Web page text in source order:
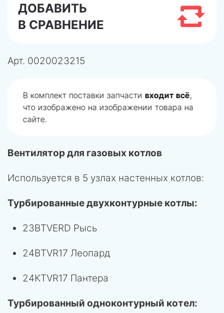
ДОБАВИТЬ
В СРАВНЕНИЕ
Арт. 0020023215
В комплект поставки запчасти входит всё,
что изображено на изображении товара на
сайте.
Вентилятор для газовых котлов
Используется в 5 узлах настенных котлов:
Турбированные двухконтурные котлы:
23BTVERD Рысь
24BTVR17 Леопард
24KTVR17 Пантера
Турбированный одноконтурный котел: